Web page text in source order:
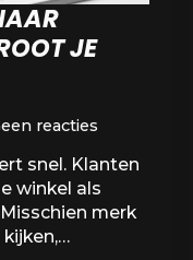
JE
reacties
snel. Klanten
winkel als
merk